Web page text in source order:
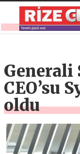
Generali
CEO’su
oldu